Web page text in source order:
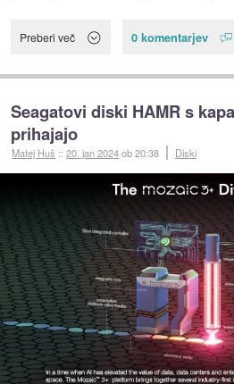
Preberi več 0 komentarjev
Seagatovi diski HAMR s
prihajajo
Matej Huš ::20. jan 2024ob 20:38 Diski